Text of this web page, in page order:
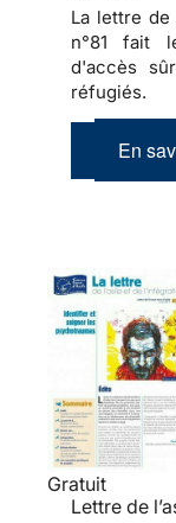
La lettre
n°81 fait
d'accès
réfugiés.
En
Gratuit
Lettre de